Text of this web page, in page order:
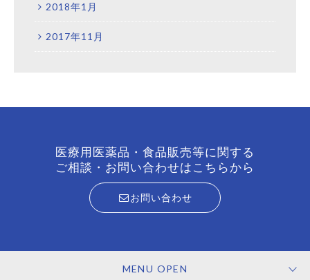
2018年1月
2017年11月
医療用医薬品・食品販売等に関する
ご相談・お問い合わせはこちらから
お問い合わせ
MENU OPEN